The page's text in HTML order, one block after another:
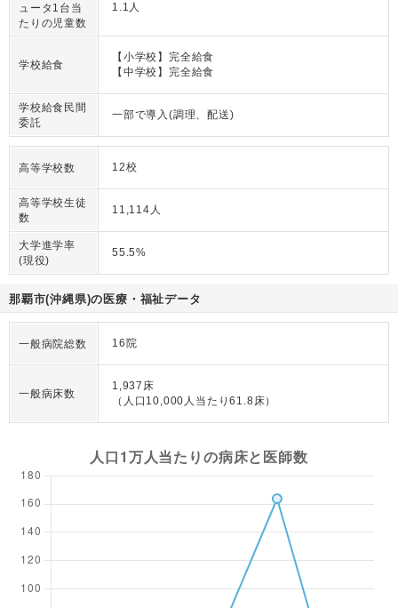
ュータ1台当
たりの児童数
1.1人
学校給食
【小学校】完全給食
【中学校】完全給食
学校給食民間
委託
一部で導入(調理、配送)
高等学校数 12校
高等学校生徒
数
11,114人
大学進学率
(現役)
55.5%
那覇市(沖縄県)の医療・福祉データ
一般病院総数 16院
一般病床数
1,937床
（人口10,000人当たり61.8床）